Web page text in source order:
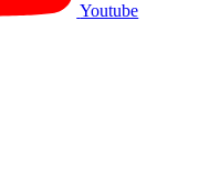
Youtube